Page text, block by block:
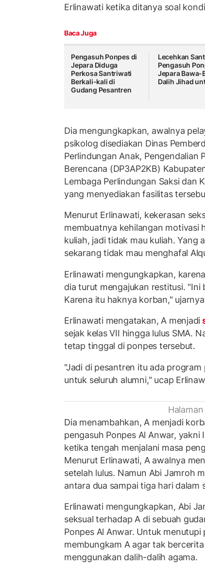
Erlinawati ketika ditanya soal
Baca Juga
Pengasuh Ponpes di
Jepara Diduga
Perkosa Santriwati
Berkali-kali di
Gudang Pesantren
Lecehkan
Pengasuh
Jepara Bawa-
Dalih Jihad
Dia mengungkapkan, awalnya
psikolog disediakan Dinas
Perlindungan Anak, Pengendalian
Berencana (DP3AP2KB)
Lembaga Perlindungan Saksi dan
yang menyediakan fasilitas
Menurut Erlinawati, kekerasan
membuatnya kehilangan motivasi
kuliah, jadi tidak mau kuliah. Yang
sekarang tidak mau menghafal
Erlinawati mengungkapkan,
dia turut mengajukan restitusi. "Ini
Karena itu haknya korban,"
Erlinawati mengatakan, A menjadi
sejak kelas VII hingga lulus SMA.
tetap tinggal di ponpes tersebut.
"Jadi di pesantren itu ada
untuk seluruh alumni," ucap
Dia menambahkan, A menjadi
pengasuh Ponpes Al Anwar,
ketika tengah menjalani masa
Menurut Erlinawati, A awalnya
setelah lulus. Namun Abi Jamroh
antara dua sampai tiga hari dalam
Erlinawati mengungkapkan, Abi
seksual terhadap A di sebuah
Ponpes Al Anwar. Untuk menutupi
membungkam A agar tak
menggunakan dalih-dalih agama.